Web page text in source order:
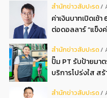
สํานักข่าวสับปะรด
ค่าเงินบาทเปิดเช้
ต่อดอลลาร์ “แข็ง
สํานักข่าวสับปะรด
ปั๊ม PT รับป้ายมา
บริการโปร่งใส ส
สํานักข่าวสับปะรด